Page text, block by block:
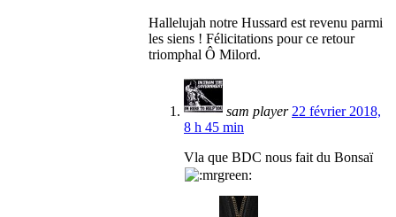
Hallelujah notre Hussard est revenu parmi
les siens ! Félicitations pour ce retour
triomphal Ô Milord.
sam player 22 février 2018,
8 h 45 min
Vla que BDC nous fait du Bonsaï